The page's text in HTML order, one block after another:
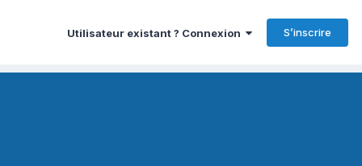
Utilisateur existant ? Connexion S’inscrire